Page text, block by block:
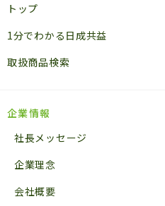
トップ
1分でわかる日成共益
取扱商品検索
企業情報
社長メッセージ
企業理念
会社概要